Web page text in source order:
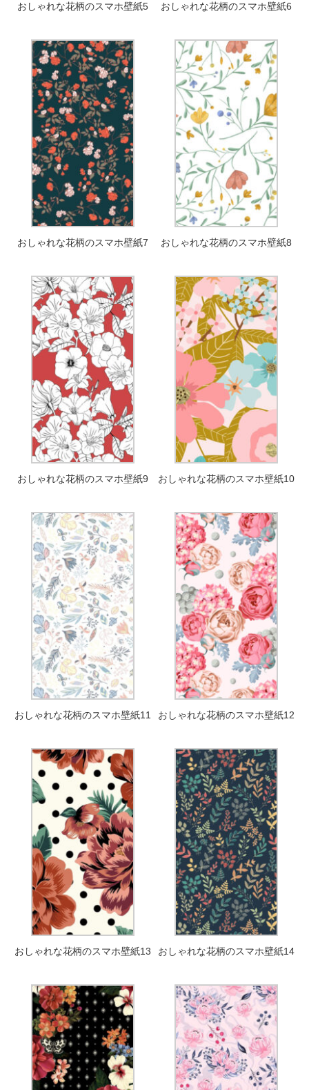
おしゃれな花柄のスマホ壁紙5 おしゃれな花柄のスマホ壁紙6
おしゃれな花柄のスマホ壁紙7 おしゃれな花柄のスマホ壁紙8
おしゃれな花柄のスマホ壁紙9 おしゃれな花柄のスマホ壁紙10
おしゃれな花柄のスマホ壁紙11 おしゃれな花柄のスマホ壁紙12
おしゃれな花柄のスマホ壁紙13 おしゃれな花柄のスマホ壁紙14